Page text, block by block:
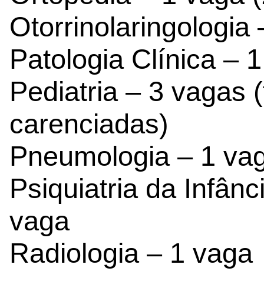
Otorrinolaringologia
Patologia Clínica –
Pediatria – 3 vagas
carenciadas)
Pneumologia – 1
Psiquiatria da
vaga
Radiologia – 1 vaga